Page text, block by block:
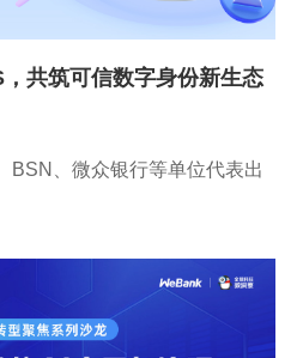
共筑可信数字身份新生态
BSN、微众银行等单位代表出